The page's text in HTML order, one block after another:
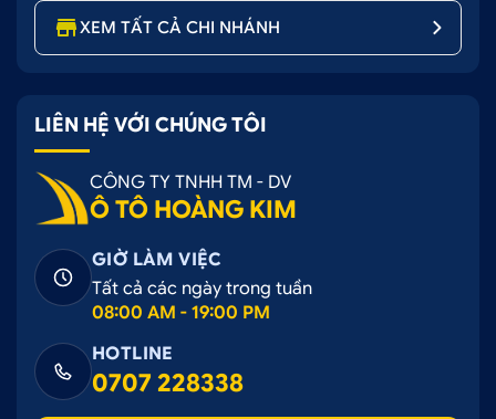
XEM TẤT CẢ CHI NHÁNH
LIÊN HỆ VỚI CHÚNG TÔI
CÔNG TY TNHH TM - DV
Ô TÔ HOÀNG KIM
GIỜ LÀM VIỆC
Tất cả các ngày trong tuần
08:00 AM - 19:00 PM
HOTLINE
0707 228338